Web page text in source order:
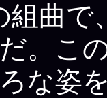
組曲
。こ
な姿